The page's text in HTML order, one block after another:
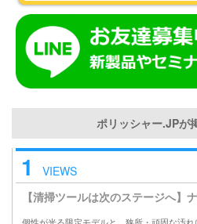
ポリッシャー.JPが
1
VIEWS
【清掃ツールは次のステージへ】
個性が光る限定モデルと、狭所・頑固な汚